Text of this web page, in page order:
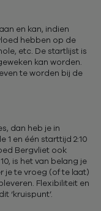
en kan, indien
hebben op de
etc. De startlijst is
kan worden.
te worden bij de
dan heb je in
1 en één starttijd 2:10
Bergvliet ook
is het van belang je
je te vroeg (of te laat)
Flexibiliteit en
‘kruispunt’.